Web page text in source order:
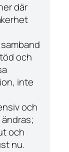
där
och
, inte
och
och
nu.